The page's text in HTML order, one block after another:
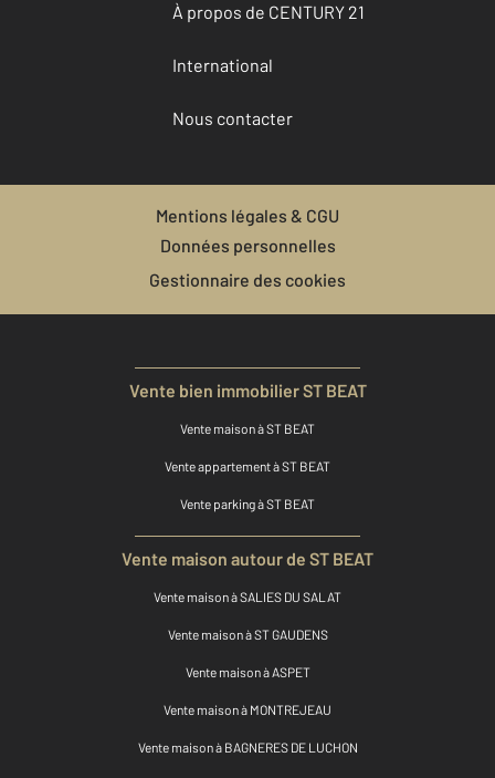
À propos de CENTURY 21
International
Nous contacter
Mentions légales & CGU
Données personnelles
Gestionnaire des cookies
Vente bien immobilier ST BEAT
Vente maison à ST BEAT
Vente appartement à ST BEAT
Vente parking à ST BEAT
Vente maison autour de ST BEAT
Vente maison à SALIES DU SALAT
Vente maison à ST GAUDENS
Vente maison à ASPET
Vente maison à MONTREJEAU
Vente maison à BAGNERES DE LUCHON